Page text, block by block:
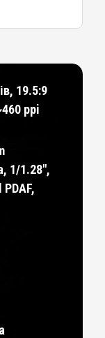
19.5:9
ppi
1/1.28",